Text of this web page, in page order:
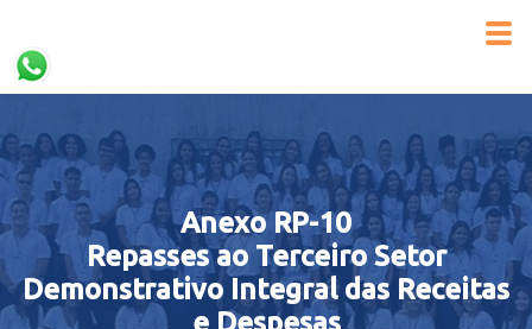
Anexo RP-10
Repasses ao Terceiro Setor
Demonstrativo Integral das Receitas
e Despesas